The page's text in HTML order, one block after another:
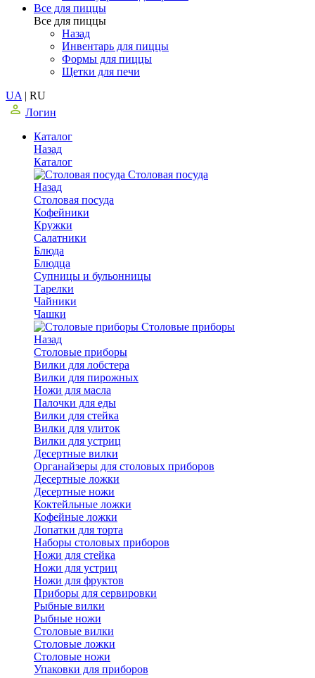
Все для пиццы
Все для пиццы
Назад
Инвентарь для пиццы
Формы для пиццы
Щетки для печи
UA | RU
Логин
Каталог
Назад
Каталог
Столовая посуда
Назад
Столовая посуда
Кофейники
Кружки
Салатники
Блюда
Блюдца
Супницы и бульонницы
Тарелки
Чайники
Чашки
Cтоловые приборы
Назад
Cтоловые приборы
Вилки для лобстера
Вилки для пирожных
Ножи для масла
Палочки для еды
Вилки для стейка
Вилки для улиток
Вилки для устриц
Десертные вилки
Органайзеры для столовых приборов
Десертные ложки
Десертные ножи
Коктейльные ложки
Кофейные ложки
Лопатки для торта
Наборы столовых приборов
Ножи для стейка
Ножи для устриц
Ножи для фруктов
Приборы для сервировки
Рыбные вилки
Рыбные ножи
Столовые вилки
Столовые ложки
Столовые ножи
Упаковки для приборов